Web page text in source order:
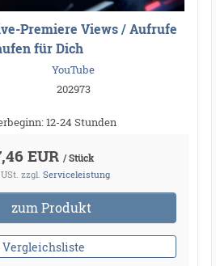
Premiere Views / Aufrufe
für Dich
YouTube
202973
12-24 Stunden
EUR / Stück
zzgl. Serviceleistung
zum Produkt
Vergleichsliste
●